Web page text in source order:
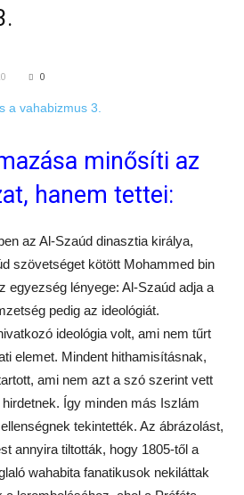
0
minősíti az
hanem tettei:
az Al-Szaúd dinasztia királya,
szövetséget kötött Mohammed bin
egyezség lényege: Al-Szaúd adja a
pedig az ideológiát.
ideológia volt, ami nem tűrt
elemet. Mindent hithamisításnak,
ami nem azt a szó szerint vett
Így minden más Iszlám
tekintették. Az ábrázolást,
annyira tiltották, hogy 1805-től a
wahabita fanatikusok nekiláttak